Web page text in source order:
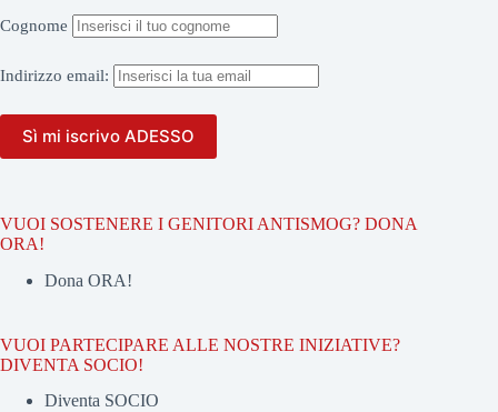
Cognome
Indirizzo email:
VUOI SOSTENERE I GENITORI ANTISMOG? DONA
ORA!
Dona ORA!
VUOI PARTECIPARE ALLE NOSTRE INIZIATIVE?
DIVENTA SOCIO!
Diventa SOCIO